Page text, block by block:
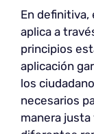
En definitiva,
aplica a
principios
aplicación
los
necesarios
manera